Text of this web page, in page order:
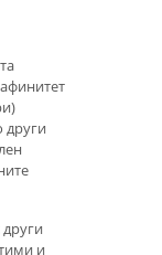
други
и